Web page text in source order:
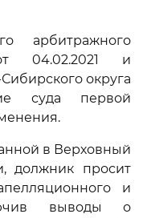
арбитражного
04.02.2021 и
округа
суда первой
в Верховный
должник просит
и
выводы о